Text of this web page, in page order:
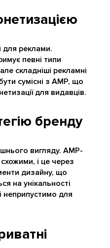
для реклами.
певні типи
складніші рекламні
сумісні з AMP, що
для видавців.
бренду
вигляду. AMP-
і це через
дизайну, що
на унікальності
неприпустимо для